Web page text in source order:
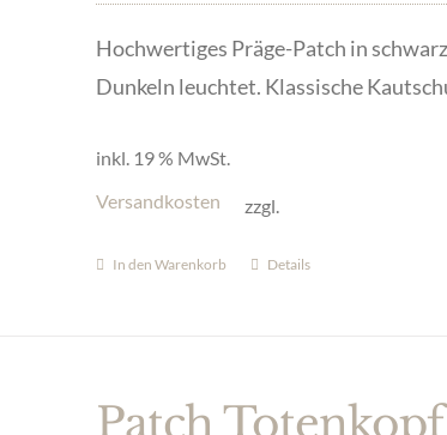
Hochwertiges Präge-Patch in
Dunkeln leuchtet. Klassische
inkl. 19 % MwSt.
zzgl.
Versandkosten
In den Warenkorb Details
Patch